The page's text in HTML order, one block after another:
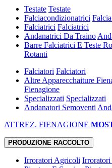
Testate Testate
Falciacondizionatrici
Falciatrici Falciatrici
Andanatrici Da Traino
Barre Falciatrici E Teste
Rotanti
Falciatori Falciatori
Altre Apparecchaiture
Fienagione
Specializzati Specializzati
Andanatori Semoventi
ATTREZ. FIENAGIONE
PRODUZIONE RACCOLTO
Irroratori Agricoli